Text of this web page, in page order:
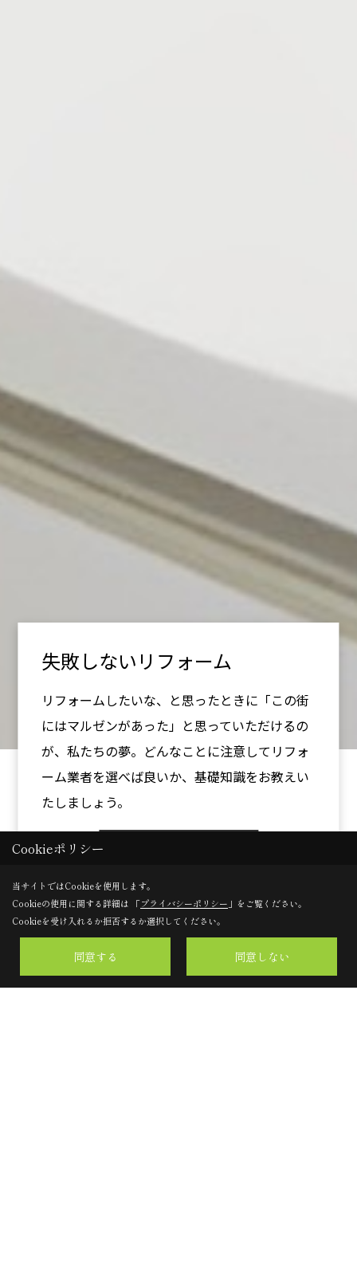
失敗しないリフォーム
リフォームしたいな、と思ったときに「この街
にはマルゼンがあった」と思っていただけるの
が、私たちの夢。どんなことに注意してリフォ
ーム業者を選べば良いか、基礎知識をお教えい
たしましょう。
Cookieポリシー
当サイトではCookieを使用します。
Cookieの使用に関する詳細は 「プライバシーポリシー 」をご覧ください。
Cookieを受け入れるか拒否するか選択してください。
同意する 同意しない